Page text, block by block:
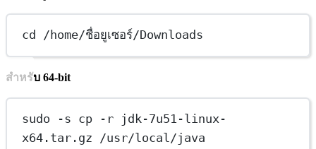
cd /home/ชื่อยูเซอร์/Downloads
สำหรับ 64-bit
sudo -s cp -r jdk-7u51-linux-
x64.tar.gz /usr/local/java